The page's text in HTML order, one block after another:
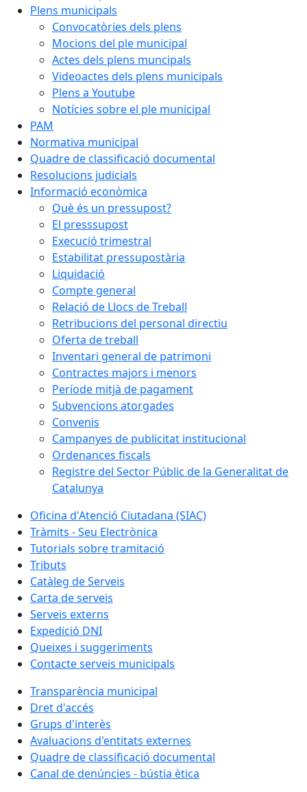
Plens municipals
Convocatòries dels plens
Mocions del ple municipal
Actes dels plens muncipals
Videoactes dels plens municipals
Plens a Youtube
Notícies sobre el ple municipal
PAM
Normativa municipal
Quadre de classificació documental
Resolucions judicials
Informació econòmica
Què és un pressupost?
El presssupost
Execució trimestral
Estabilitat pressupostària
Liquidació
Compte general
Relació de Llocs de Treball
Retribucions del personal directiu
Oferta de treball
Inventari general de patrimoni
Contractes majors i menors
Període mitjà de pagament
Subvencions atorgades
Convenis
Campanyes de publicitat institucional
Ordenances fiscals
Registre del Sector Públic de la Generalitat de
Catalunya
Oficina d'Atenció Ciutadana (SIAC)
Tràmits - Seu Electrònica
Tutorials sobre tramitació
Tributs
Catàleg de Serveis
Carta de serveis
Serveis externs
Expedició DNI
Queixes i suggeriments
Contacte serveis municipals
Transparència municipal
Dret d'accés
Grups d'interès
Avaluacions d'entitats externes
Quadre de classificació documental
Canal de denúncies - bústia ètica